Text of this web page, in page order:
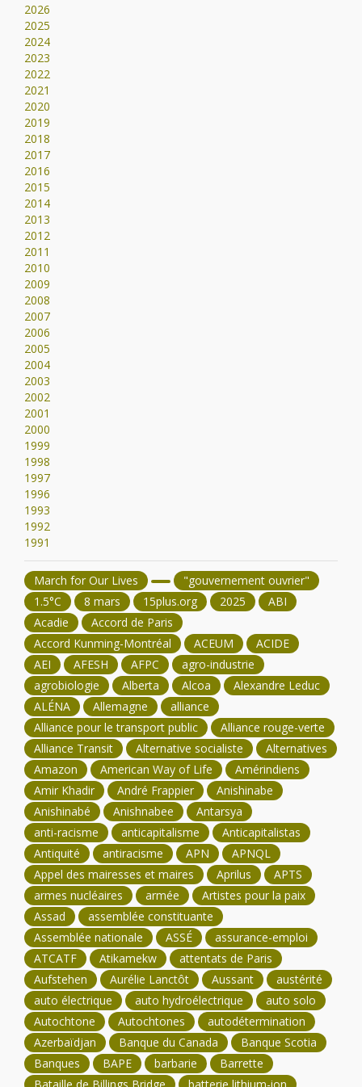
2026
2025
2024
2023
2022
2021
2020
2019
2018
2017
2016
2015
2014
2013
2012
2011
2010
2009
2008
2007
2006
2005
2004
2003
2002
2001
2000
1999
1998
1997
1996
1993
1992
1991
March for Our Lives
"gouvernement ouvrier"
1.5°C
8 mars 15plus.org 2025
ABI
Acadie
Accord de Paris
Accord Kunming-Montréal
ACEUM
ACIDE
AEI
AFESH AFPC
agro-industrie
agrobiologie
Alberta Alcoa
Alexandre Leduc
ALÉNA
Allemagne
alliance
Alliance pour le transport public
Alliance rouge-verte
Alliance Transit
Alternative socialiste
Alternatives
Amazon
American Way of Life
Amérindiens
Amir Khadir
André Frappier
Anishinabe
Anishinabé
Anishnabee
Antarsya
anti-racisme
anticapitalisme
Anticapitalistas
Antiquité
antiracisme APN
APNQL
Appel des mairesses et maires
Aprilus
APTS
armes nucléaires
armée
Artistes pour la paix
Assad
assemblée constituante
Assemblée nationale
ASSÉ
assurance-emploi
ATCATF
Atikamekw
attentats de Paris
Aufstehen
Aurélie Lanctôt Aussant
austérité
auto électrique
auto hydroélectrique
auto solo
Autochtone
Autochtones
autodétermination
Azerbaïdjan
Banque du Canada
Banque Scotia
Banques
BAPE barbarie
Barrette
Bataille de Billings Bridge
batterie lithium-ion